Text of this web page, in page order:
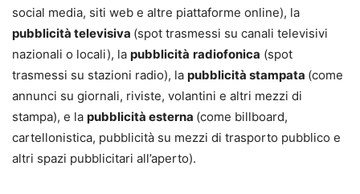
social media, siti web e altre piattaforme online), la
pubblicità televisiva (spot trasmessi su canali televisivi
nazionali o locali), la pubblicità radiofonica (spot
trasmessi su stazioni radio), la pubblicità stampata (come
annunci su giornali, riviste, volantini e altri mezzi di
stampa), e la pubblicità esterna (come billboard,
cartellonistica, pubblicità su mezzi di trasporto pubblico e
altri spazi pubblicitari all’aperto).